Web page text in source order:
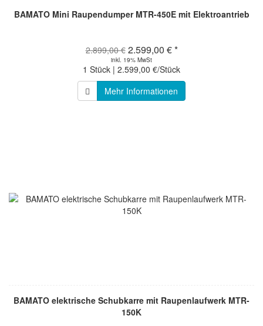
BAMATO Mini Raupendumper MTR-450E mit Elektroantrieb
2.899,00 € 2.599,00 € *
inkl. 19% MwSt
1 Stück | 2.599,00 €/Stück
Mehr Informationen
BAMATO elektrische Schubkarre mit Raupenlaufwerk MTR-
150K